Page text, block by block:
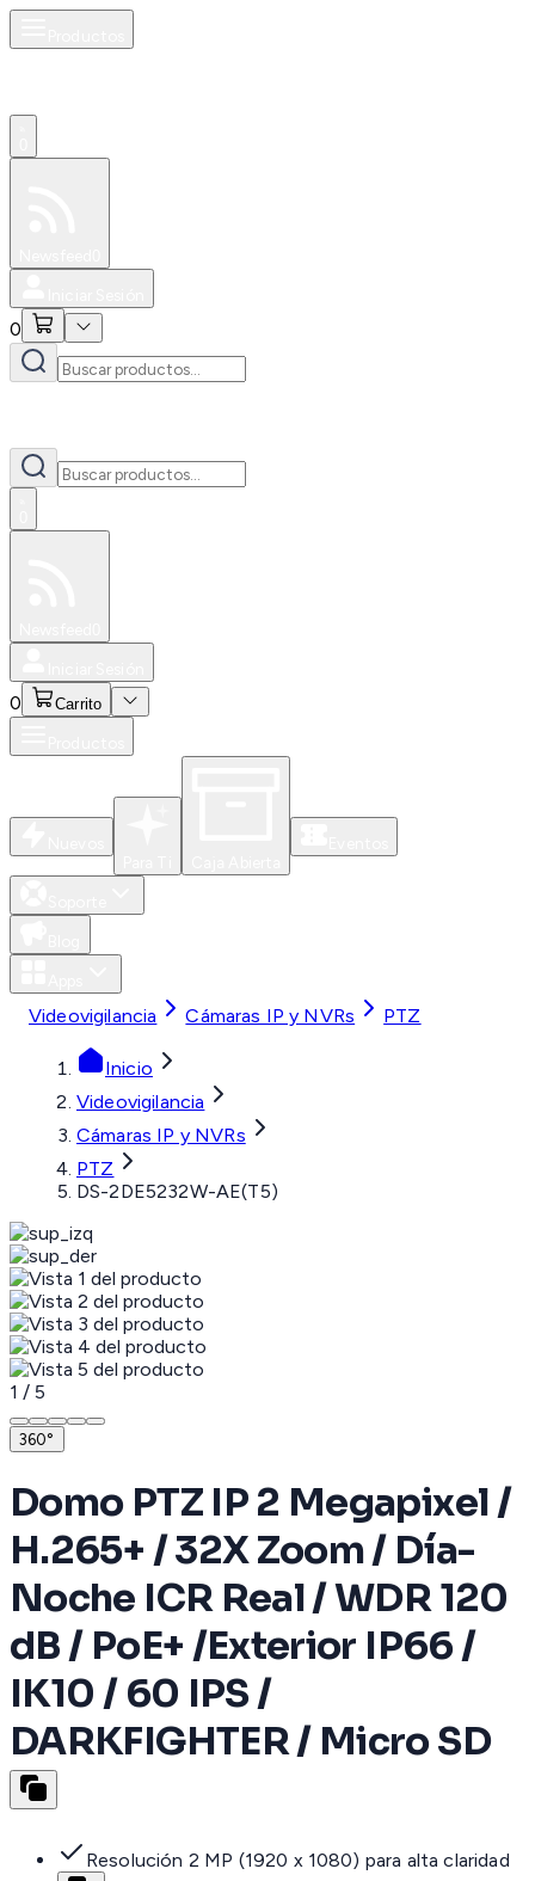
0
0 Carrito
Videovigilancia Cámaras IP y NVRs PTZ
Inicio
Videovigilancia
Cámaras IP y NVRs
PTZ
DS-2DE5232W-AE(T5)
1 / 5
360°
Domo PTZ IP 2 Megapixel /
H.265+ / 32X Zoom / Día-
Noche ICR Real / WDR 120
dB / PoE+ /Exterior IP66 /
IK10 / 60 IPS /
DARKFIGHTER / Micro SD
Resolución 2 MP (1920 x 1080) para alta claridad